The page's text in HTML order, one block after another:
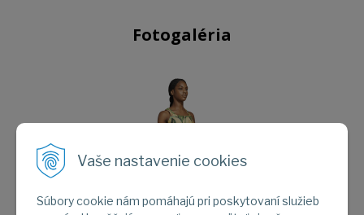
Vaše nastavenie cookies
Súbory cookie nám pomáhajú pri poskytovaní služieb
Fotogaléria